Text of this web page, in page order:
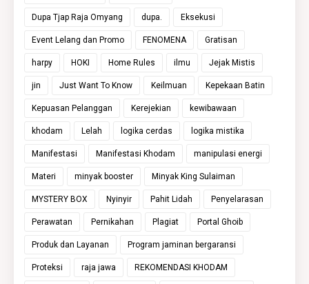
Dupa Tjap Raja Omyang dupa. Eksekusi
Event Lelang dan Promo FENOMENA Gratisan
harpy HOKI Home Rules ilmu Jejak Mistis
jin Just Want To Know Keilmuan Kepekaan Batin
Kepuasan Pelanggan Kerejekian kewibawaan
khodam Lelah logika cerdas logika mistika
Manifestasi Manifestasi Khodam manipulasi energi
Materi minyak booster Minyak King Sulaiman
MYSTERY BOX Nyinyir Pahit Lidah Penyelarasan
Perawatan Pernikahan Plagiat Portal Ghoib
Produk dan Layanan Program jaminan bergaransi
Proteksi raja jawa REKOMENDASI KHODAM